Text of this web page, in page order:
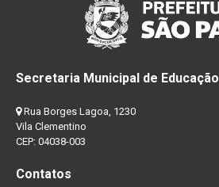
Secretaria Municipal de Educação
Rua Borges Lagoa, 1230
Vila Clementino
CEP: 04038-003
Contatos